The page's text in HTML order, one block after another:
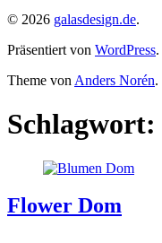
© 2026 galasdesign.de.
Präsentiert von WordPress.
Theme von Anders Norén.
Schlagwort:
Flower Dom